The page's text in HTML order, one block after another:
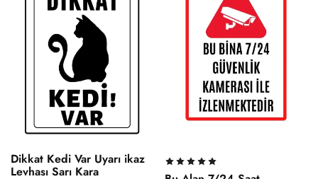
Dikkat Kedi Var Uyarı ikaz
Levhası Sarı Kara